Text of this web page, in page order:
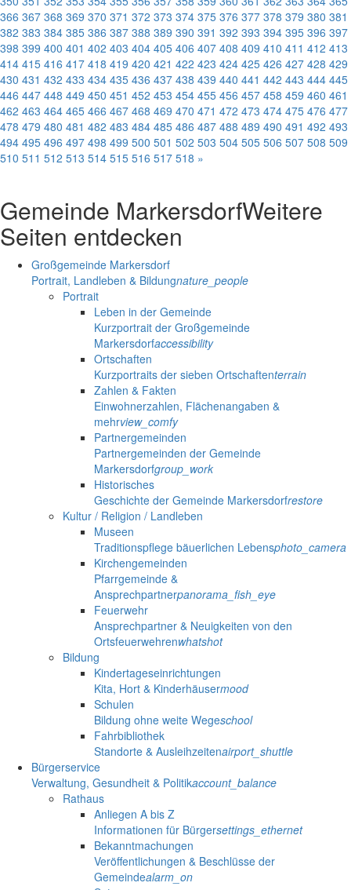
366 367 368 369 370 371 372 373 374 375 376 377 378 379 380 381
382 383 384 385 386 387 388 389 390 391 392 393 394 395 396 397
398 399 400 401 402 403 404 405 406 407 408 409 410 411 412 413
414 415 416 417 418 419 420 421 422 423 424 425 426 427 428 429
430 431 432 433 434 435 436 437 438 439 440 441 442 443 444 445
446 447 448 449 450 451 452 453 454 455 456 457 458 459 460 461
462 463 464 465 466 467 468 469 470 471 472 473 474 475 476 477
478 479 480 481 482 483 484 485 486 487 488 489 490 491 492 493
494 495 496 497 498 499 500 501 502 503 504 505 506 507 508 509
510 511 512 513 514 515 516 517 518 »
Gemeinde MarkersdorfWeitere
Seiten entdecken
Großgemeinde Markersdorf
Portrait, Landleben & Bildungnature_people
Portrait
Leben in der Gemeinde
Kurzportrait der Großgemeinde
Markersdorfaccessibility
Ortschaften
Kurzportraits der sieben Ortschaftenterrain
Zahlen & Fakten
Einwohnerzahlen, Flächenangaben &
mehrview_comfy
Partnergemeinden
Partnergemeinden der Gemeinde
Markersdorfgroup_work
Historisches
Geschichte der Gemeinde Markersdorfrestore
Kultur / Religion / Landleben
Museen
Traditionspflege bäuerlichen Lebensphoto_camera
Kirchengemeinden
Pfarrgemeinde &
Ansprechpartnerpanorama_fish_eye
Feuerwehr
Ansprechpartner & Neuigkeiten von den
Ortsfeuerwehrenwhatshot
Bildung
Kindertageseinrichtungen
Kita, Hort & Kinderhäusermood
Schulen
Bildung ohne weite Wegeschool
Fahrbibliothek
Standorte & Ausleihzeitenairport_shuttle
Bürgerservice
Verwaltung, Gesundheit & Politikaccount_balance
Rathaus
Anliegen A bis Z
Informationen für Bürgersettings_ethernet
Bekanntmachungen
Veröffentlichungen & Beschlüsse der
Gemeindealarm_on